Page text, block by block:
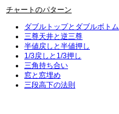
チャートのパターン
ダブルトップとダブルボトム
三尊天井と逆三尊
半値戻しと半値押し
1/3戻しと1/3押し
三角持ち合い
窓と窓埋め
三段高下の法則